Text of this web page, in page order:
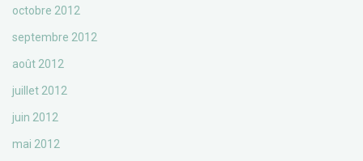
octobre 2012
septembre 2012
août 2012
juillet 2012
juin 2012
mai 2012